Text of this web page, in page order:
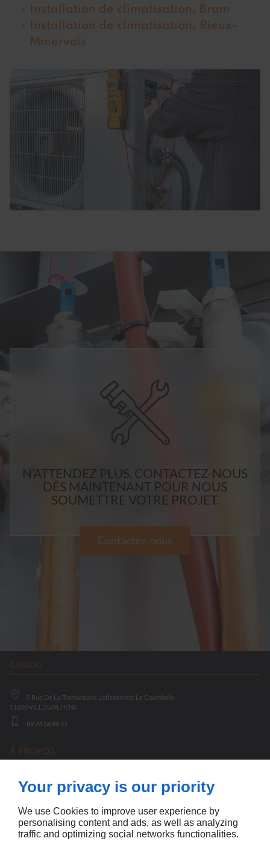
Installation de climatisation, Bram
Installation de climatisation, Rieux-
Minervois
N’ATTENDEZ PLUS, CONTACTEZ-NOUS
DÈS MAINTENANT POUR NOUS
SOUMETTRE VOTRE PROJET.
Contactez-nous
GASTOU
5 Rue De La Tramontane Lotissement Le Coumbelo
11600VILLEGAILHENC
09 74 56 99 57
À PROPOS
Contactez-nous
Mentions légales
SUIVEZ NOUS
Your privacy is our priority
We use Cookies to improve user experience by
personalising content and ads, as well as analyzing
traffic and optimizing social networks functionalities.